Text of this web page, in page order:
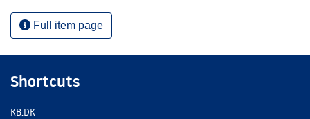
Full item page
Shortcuts
KB.DK